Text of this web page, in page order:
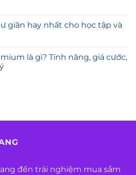
giãn hay nhất cho học tập và
là gì? Tính năng, giá cước,
đến trải nghiệm mua sắm